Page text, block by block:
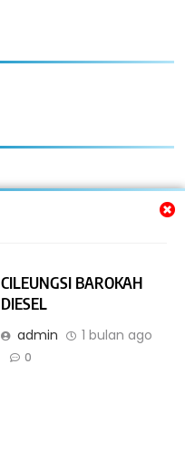
CILEUNGSI BAROKAH
DIESEL
admin 1 bulan ago
0